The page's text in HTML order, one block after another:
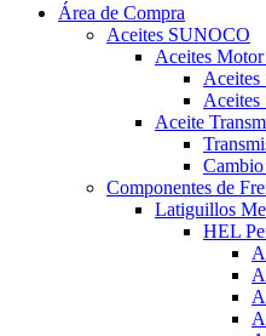
Área de Compra
Aceites SUNOCO
Aceites
Aceites
Aceites
Aceite
Componentes de
Latiguillos
HEL